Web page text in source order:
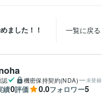
ました！！ 一覧に戻る
認 機密保持契約(NDA) 未登録
績0評価 0.0フォロワー5